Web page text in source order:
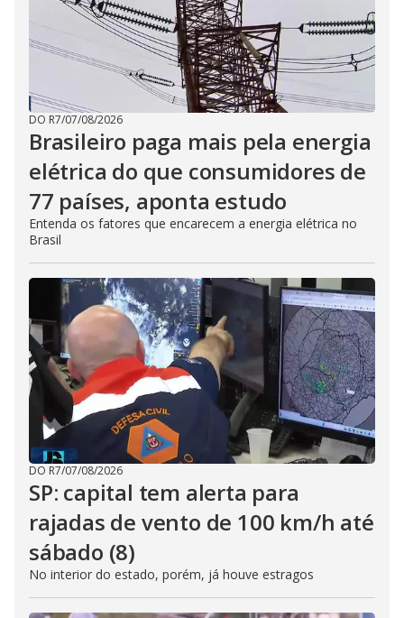
DO R7/07/08/2026
Brasileiro paga mais pela energia
elétrica do que consumidores de
77 países, aponta estudo
Entenda os fatores que encarecem a energia elétrica no
Brasil
DO R7/07/08/2026
SP: capital tem alerta para
rajadas de vento de 100 km/h até
sábado (8)
No interior do estado, porém, já houve estragos